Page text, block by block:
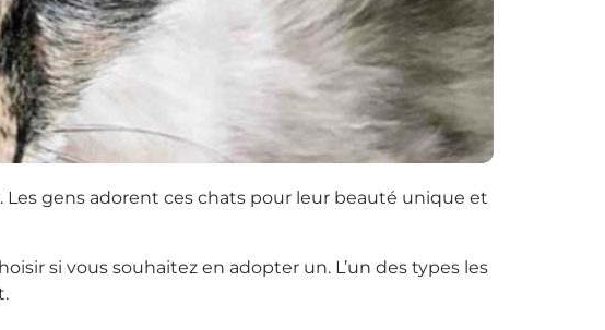
Les gens adorent ces chats pour leur beauté unique et
si vous souhaitez en adopter un. L’un des types les